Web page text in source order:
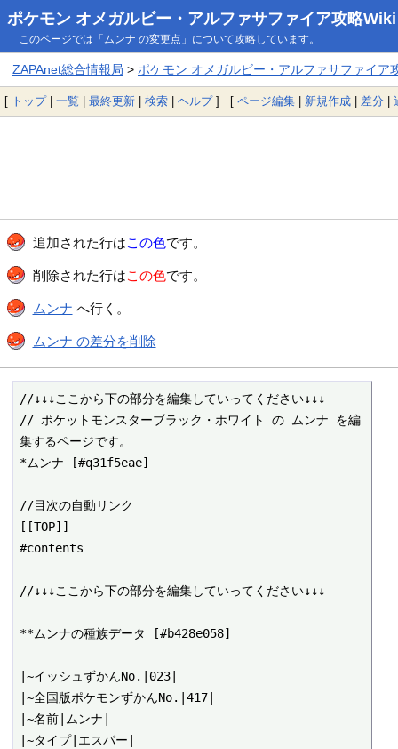
ポケモン オメガルビー・アルファサファイア攻略Wiki
このページでは「ムンナ の変更点」について攻略しています。
ZAPAnet総合情報局 > ポケモン オメガルビー・アルファサファイア
[ トップ| 一覧 | 最終更新 | 検索 | ヘルプ] [ ページ編集 | 新規作成 | 差分 |
追加された行はこの色です。
削除された行はこの色です。
ムンナ へ行く。
ムンナ の差分を削除
//↓↓↓ここから下の部分を編集していってください↓↓↓
// ポケットモンスターブラック・ホワイト の ムンナ を編
集するページです。
*ムンナ [#q31f5eae]
//目次の自動リンク
[[TOP]]
#contents
//↓↓↓ここから下の部分を編集していってください↓↓↓
**ムンナの種族データ [#b428e058]
|~イッシュずかんNo.|023|
|~全国版ポケモンずかんNo.|417|
|~名前|ムンナ|
|~タイプ|エスパー|